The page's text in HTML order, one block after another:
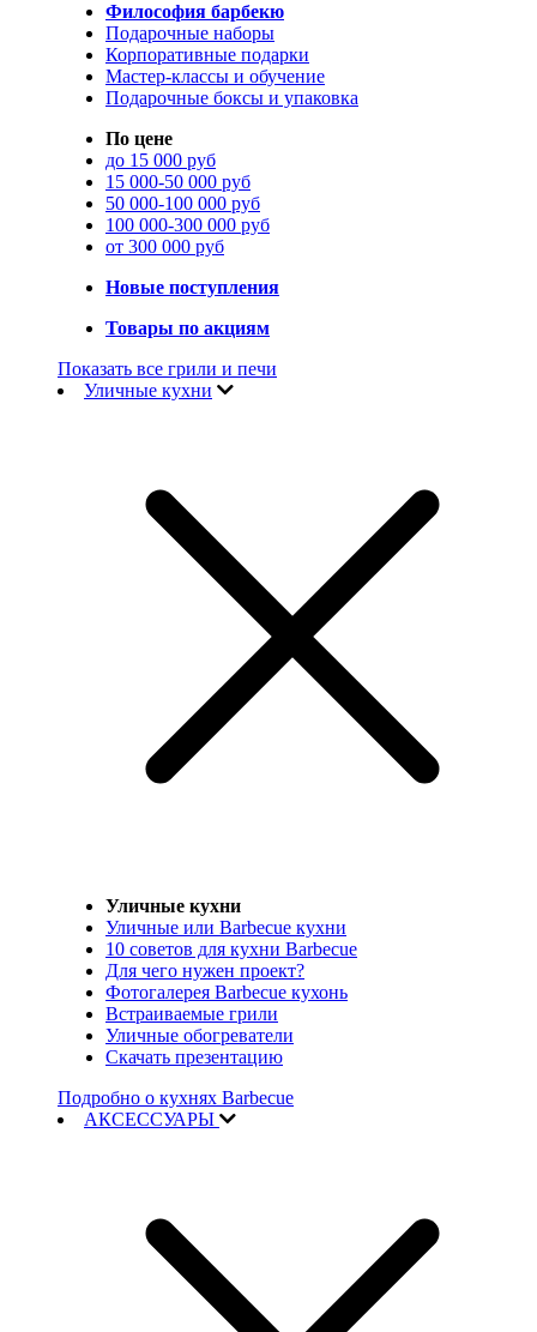
Философия барбекю
Подарочные наборы
Корпоративные подарки
Мастер-классы и обучение
Подарочные боксы и упаковка
По цене
до 15 000 руб
15 000-50 000 руб
50 000-100 000 руб
100 000-300 000 руб
от 300 000 руб
Новые поступления
Товары по акциям
Показать все грили и печи
Уличные кухни
Уличные кухни
Уличные или Barbecue кухни
10 советов для кухни Barbecue
Для чего нужен проект?
Фотогалерея Barbecue кухонь
Встраиваемые грили
Уличные обогреватели
Скачать презентацию
Подробно о кухнях Barbecue
АКСЕССУАРЫ